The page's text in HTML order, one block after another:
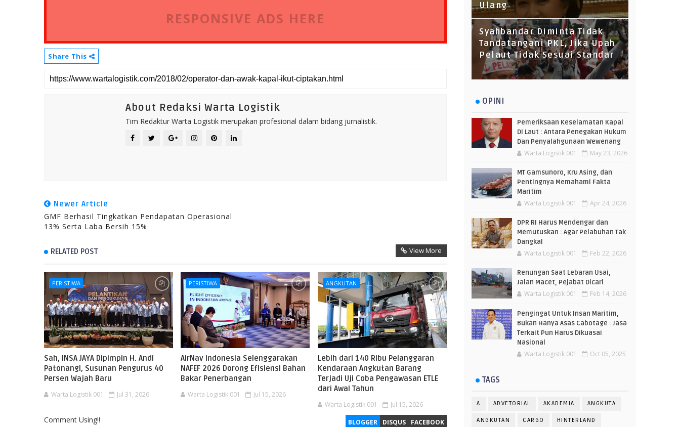
RESPONSIVE ADS HERE
Share This
About Redaksi Warta Logistik
Tim Redaktur Warta Logistik merupakan profesional dalam bidang jurnalistik.
Newer Article
GMF Berhasil Tingkatkan Pendapatan Operasional
13% Serta Laba Bersih 15%
RELATED POST View More
PERISTIWA
Sah, INSA JAYA Dipimpin H. Andi
Patonangi, Susunan Pengurus 40
Persen Wajah Baru
Warta Logistik 001 Jul 31, 2026
PERISTIWA
AirNav Indonesia Selenggarakan
NAFEF 2026 Dorong Efisiensi Bahan
Bakar Penerbangan
Warta Logistik 001 Jul 15, 2026
ANGKUTAN
Lebih dari 140 Ribu Pelanggaran
Kendaraan Angkutan Barang
Terjadi Uji Coba Pengawasan ETLE
dari Awal Tahun
Warta Logistik 001 Jul 15, 2026
BLOGGER DISQUS FACEBOOK
Comment Using!!
Ulang
Syahbandar Diminta Tidak
Tandatangani PKL, Jika Upah
Pelaut Tidak Sesuai Standar
OPINI
Pemeriksaan Keselamatan Kapal
Di Laut : Antara Penegakan Hukum
Dan Penyalahgunaan Wewenang
Warta Logistik 001 May 23, 2026
MT Gamsunoro, Kru Asing, dan
Pentingnya Memahami Fakta
Maritim
Warta Logistik 001 Apr 24, 2026
DPR RI Harus Mendengar dan
Memutuskan : Agar Pelabuhan Tak
Dangkal
Warta Logistik 001 Feb 22, 2026
Renungan Saat Lebaran Usai,
Jalan Macet, Pejabat Dicari
Warta Logistik 001 Feb 14, 2026
Pengingat Untuk Insan Maritim,
Bukan Hanya Asas Cabotage : Jasa
Terkait Pun Harus Dikuasai
Nasional
Warta Logistik 001 Oct 05, 2025
TAGS
A ADVETORIAL AKADEMIA ANGKUTA
ANGKUTAN CARGO HINTERLAND